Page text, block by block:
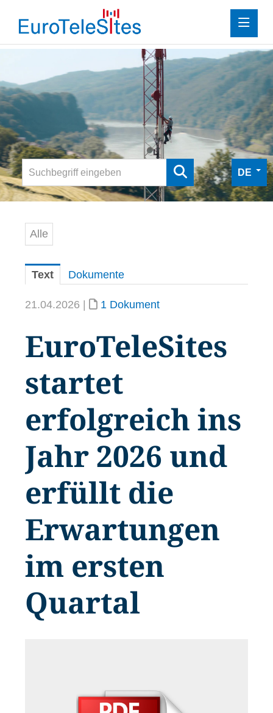
Presse
Downloads
Mediathek
Digitale Pressemappe
DE
Alle
Text Dokumente
21.04.2026 | 1 Dokument
EuroTeleSites
startet
erfolgreich ins
Jahr 2026 und
erfüllt die
Erwartungen
im ersten
Quartal